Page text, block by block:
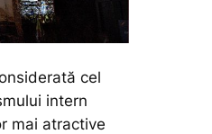
cel
intern
mai atractive